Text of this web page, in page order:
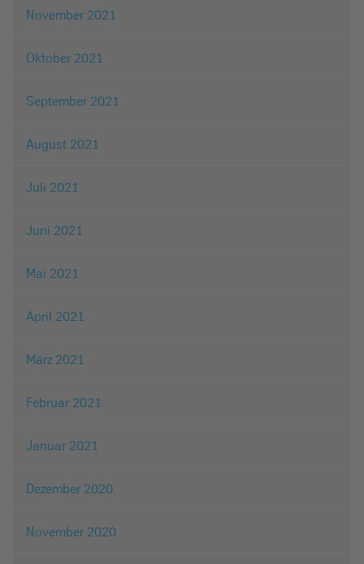
November 2021
Oktober 2021
September 2021
August 2021
Juli 2021
Juni 2021
Mai 2021
April 2021
März 2021
Februar 2021
Januar 2021
Dezember 2020
November 2020